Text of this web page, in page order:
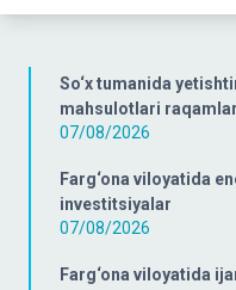
So‘x tumanida
mahsulotlari
07/08/2026
Farg‘ona viloyatida
investitsiyalar
07/08/2026
Farg‘ona viloyatida